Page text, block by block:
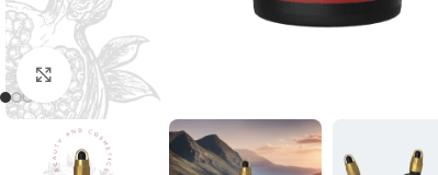
Click to enlarge